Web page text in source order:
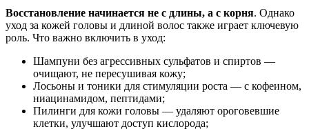
Восстановление начинается не с длины, а с корня. Однако
уход за кожей головы и длиной волос также играет ключевую
роль. Что важно включить в уход:
Шампуни без агрессивных сульфатов и спиртов —
очищают, не пересушивая кожу;
Лосьоны и тоники для стимуляции роста — с кофеином,
ниацинамидом, пептидами;
Пилинги для кожи головы — удаляют ороговевшие
клетки, улучшают доступ кислорода;